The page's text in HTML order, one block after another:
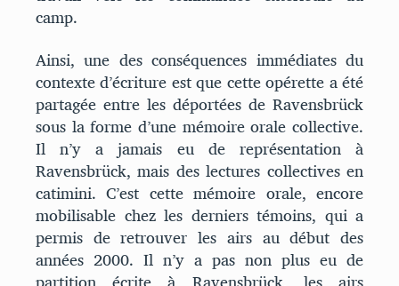
camp.
Ainsi, une des conséquences immédiates du
contexte d’écriture est que cette opérette a été
partagée entre les déportées de Ravensbrück
sous la forme d’une mémoire orale collective.
Il n’y a jamais eu de représentation à
Ravensbrück, mais des lectures collectives en
catimini. C’est cette mémoire orale, encore
mobilisable chez les derniers témoins, qui a
permis de retrouver les airs au début des
années 2000. Il n’y a pas non plus eu de